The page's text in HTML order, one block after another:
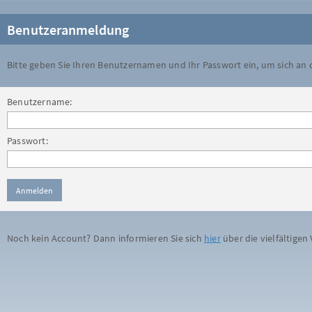
Benutzeranmeldung
Bitte geben Sie Ihren Benutzernamen und Ihr Passwort ein, um sich an
Benutzername:
Passwort:
Noch kein Account? Dann informieren Sie sich hierüber die vielfältigen